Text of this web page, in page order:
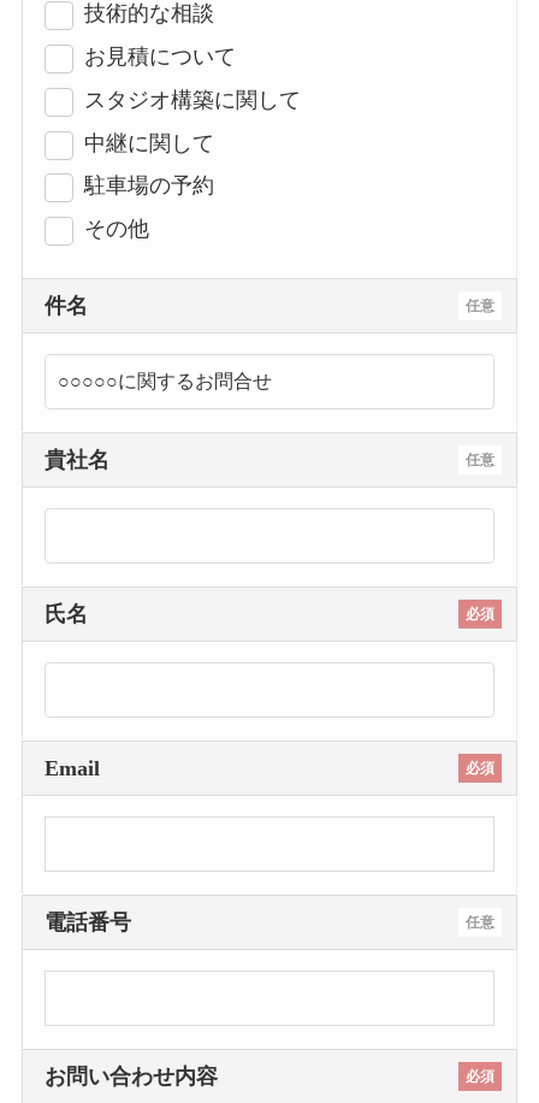
技術的な相談
お見積について
スタジオ構築に関して
中継に関して
駐車場の予約
その他
任意
件名
任意
貴社名
必須
氏名
必須
Email
任意
電話番号
必須
お問い合わせ内容